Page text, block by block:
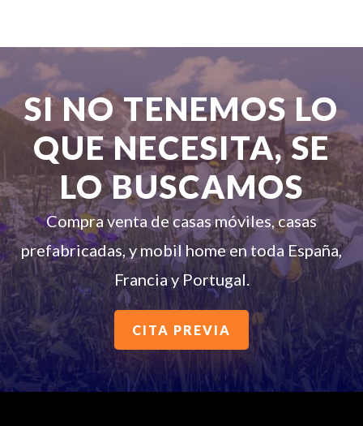
SI NO TENEMOS LO
QUE NECESITA, SE
LO BUSCAMOS
Compra venta de casas móviles, casas
prefabricadas, y mobil home en toda España,
Francia y Portugal.
CITA PREVIA